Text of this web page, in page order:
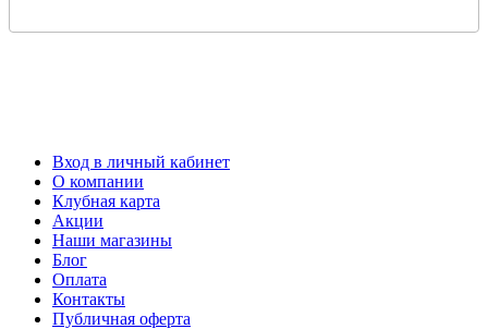
Вход в личный кабинет
О компании
Клубная карта
Акции
Наши магазины
Блог
Оплата
Контакты
Публичная оферта